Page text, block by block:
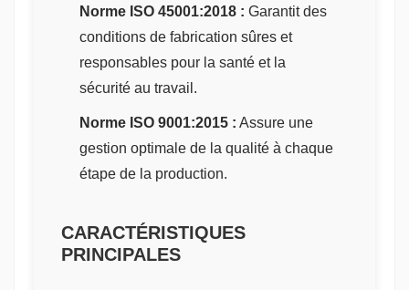
Norme ISO 45001:2018 : Garantit des
conditions de fabrication sûres et
responsables pour la santé et la
sécurité au travail.
Norme ISO 9001:2015 : Assure une
gestion optimale de la qualité à chaque
étape de la production.
CARACTÉRISTIQUES
PRINCIPALES